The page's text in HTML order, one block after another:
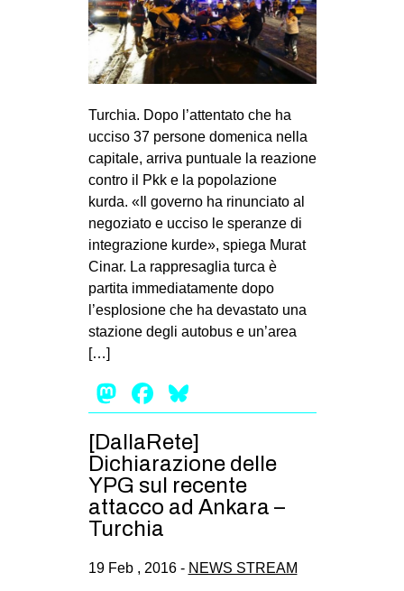
Turchia. Dopo l’attentato che ha
ucciso 37 persone domenica nella
capitale, arriva puntuale la reazione
contro il Pkk e la popolazione
kurda. «Il governo ha rinunciato al
negoziato e ucciso le speranze di
integrazione kurde», spiega Murat
Cinar. La rappresaglia turca è
partita immediatamente dopo
l’esplosione che ha devastato una
stazione degli autobus e un’area
[…]
Mastodon
Facebook
[DallaRete]
Dichiarazione delle
YPG sul recente
attacco ad Ankara –
Turchia
19 Feb , 2016 - NEWS STREAM